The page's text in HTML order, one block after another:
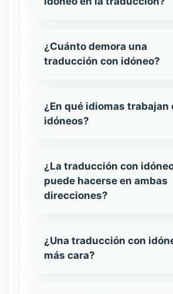
¿Cuánto demora una
traducción con idóneo?
¿En qué idiomas trabajan
idóneos?
¿La traducción con
puede hacerse en ambas
direcciones?
¿Una traducción con
más cara?